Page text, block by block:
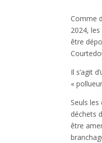
Comme
2024,
être
Il s’agit
«
Seuls
déchets
être